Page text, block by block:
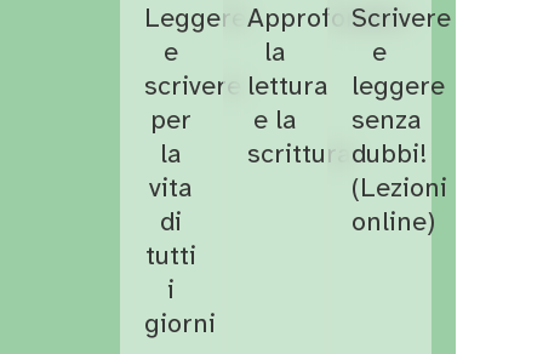
Leggere
e
scrivere
per
la
vita
di
tutti
i
giorni
Approfondire
la
lettura
e la
scrittura
Scrivere
e
leggere
senza
dubbi!
(Lezioni
online)